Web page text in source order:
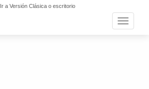
Ir a Versión Clásica o escritorio
Toggle